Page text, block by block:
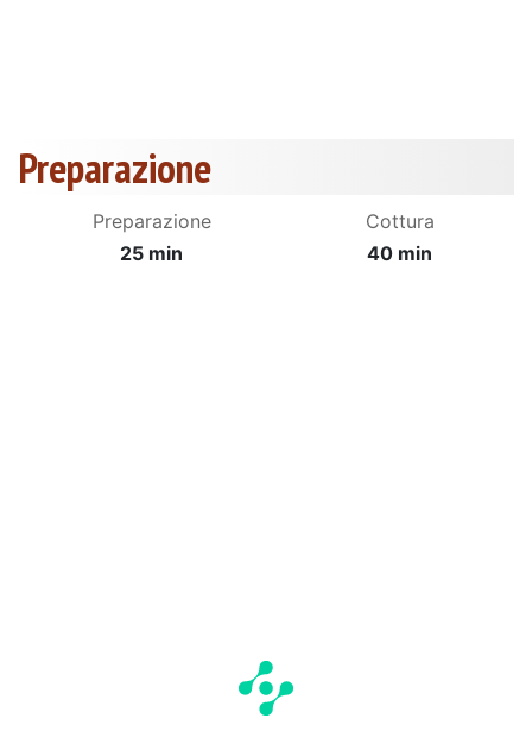
Preparazione
Preparazione
25 min
Cottura
40 min